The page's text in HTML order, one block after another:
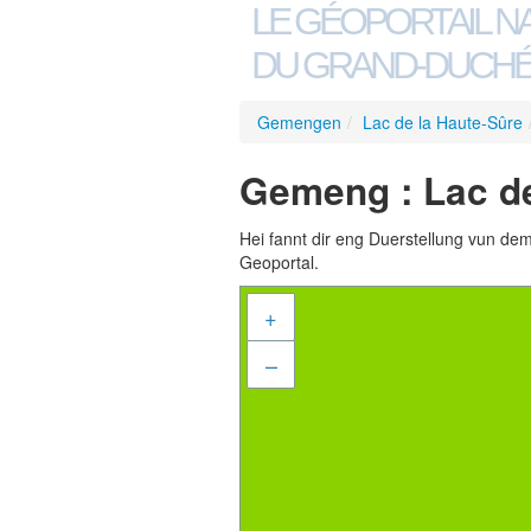
LE GÉOPORTAIL
DU GRAND-
Gemengen / Lac de la Haute-Sûre
Gemeng : Lac
Hei fannt dir eng Duerstellung vun
Geoportal.
+
–